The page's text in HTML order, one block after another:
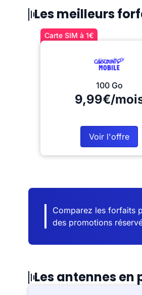
Les meilleurs
Carte SIM à 1€
100 Go
9,99€/
Voir l'offre
Comparez les forfaits
des promotions
Les antennes